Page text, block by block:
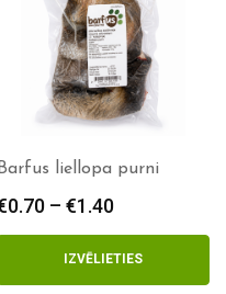
Barfus liellopa purni
0.70 – €1.40
range:
€0.70
through
IZVĒLIETIES